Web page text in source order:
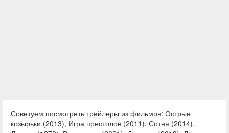
Советуем посмотреть трейлеры из фильмов: Острые
козырьки (2013), Игра престолов (2011), Сотня (2014),